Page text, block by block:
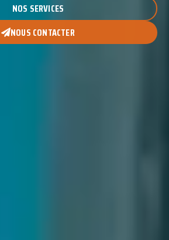
NOS SERVICES
NOUS CONTACTER